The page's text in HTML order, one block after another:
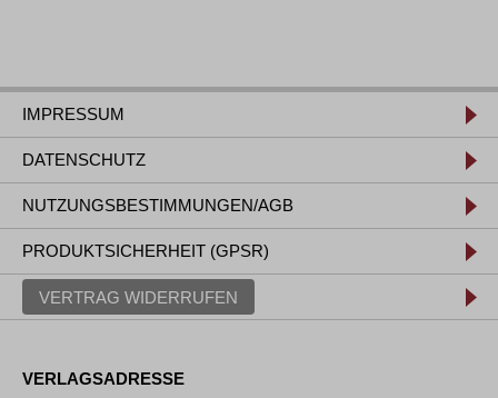
IMPRESSUM
DATENSCHUTZ
NUTZUNGSBESTIMMUNGEN/AGB
PRODUKTSICHERHEIT (GPSR)
VERTRAG WIDERRUFEN
VERLAGSADRESSE